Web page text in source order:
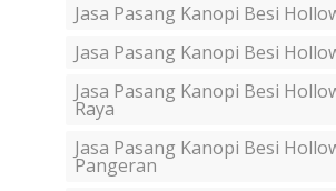
Jasa Pasang Kanopi Besi
Jasa Pasang Kanopi Besi
Jasa Pasang Kanopi Besi
Raya
Jasa Pasang Kanopi Besi
Pangeran